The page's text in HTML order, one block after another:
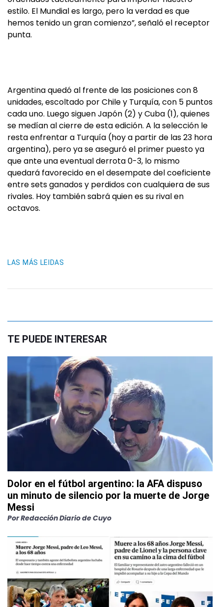
estilo. El Mundial es largo, pero la verdad es que
hemos tenido un gran comienzo”, señaló el receptor
punta.
Argentina quedó al frente de las posiciones con 8
unidades, escoltado por Chile y Turquía, con 5 puntos
cada uno. Luego siguen Japón (2) y Cuba (1), quienes
se medían al cierre de esta edición. A la selección le
resta enfrentar a Turquía (hoy a partir de las 23 hora
argentina), pero ya se aseguró el primer puesto ya
que ante una eventual derrota 0-3, lo mismo
quedará favorecido en el desempate del coeficiente
entre sets ganados y perdidos con cualquiera de sus
rivales. Hoy también sabrá quien es su rival en
octavos.
LAS MÁS LEIDAS
TE PUEDE INTERESAR
Dolor en el fútbol argentino: la AFA dispuso
un minuto de silencio por la muerte de Jorge
Messi
PorRedacción Diario de Cuyo